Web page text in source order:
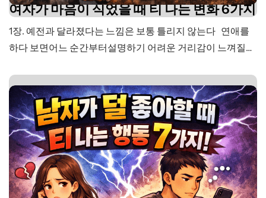
여자가 마음이 식었을 때 티 나는 변화 6가지
1장. 예전과 달라졌다는 느낌은 보통 틀리지 않는다 연애를
하다 보면어느 순간부터설명하기 어려운 거리감이 느껴질
도 아닌데분명 예전 같지 않은 순간. 예전에는먼저 연락하고,
사소한 얘기도 길게 나누고,하루에 있었던 일들을 자연스럽
게 꺼내던 사람이었다. 별거 아닌 사진도 보내고,지나가다 본
것까지 말해주고,기분이 조금만 달라져도먼저 티를…